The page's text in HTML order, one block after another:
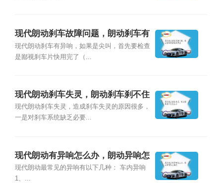
现代朗动刹车故障问题，朗动刹车有
拖地声原因
现代朗动刹车有异响，如果是尖叫，首先要检查
是鄙视刹车片快用完了（...
现代朗动刹车失灵，朗动刹车刹不住
怎么办
现代朗动刹车失灵，造成刹车失灵的原因很多，
一是对刹车系统缺乏必要...
现代朗动有异响怎么办，朗动异响怎
么解决
现代朗动最常见的异响有以下几种： 车内异响
1、...